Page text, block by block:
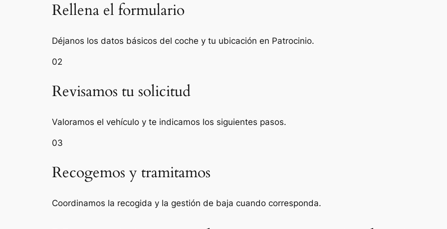
Rellena el formulario
Déjanos los datos básicos del coche y tu ubicación en Patrocinio.
02
Revisamos tu solicitud
Valoramos el vehículo y te indicamos los siguientes pasos.
03
Recogemos y tramitamos
Coordinamos la recogida y la gestión de baja cuando corresponda.